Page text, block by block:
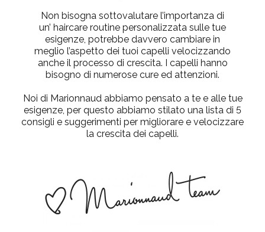
Non bisogna sottovalutare l’importanza di
un’ haircare routine personalizzata sulle tue
esigenze, potrebbe davvero cambiare in
meglio l’aspetto dei tuoi capelli velocizzando
anche il processo di crescita. I capelli hanno
bisogno di numerose cure ed attenzioni.
Noi di Marionnaud abbiamo pensato a te e alle tue
esigenze, per questo abbiamo stilato una lista di 5
consigli e suggerimenti per migliorare e velocizzare
la crescita dei capelli.